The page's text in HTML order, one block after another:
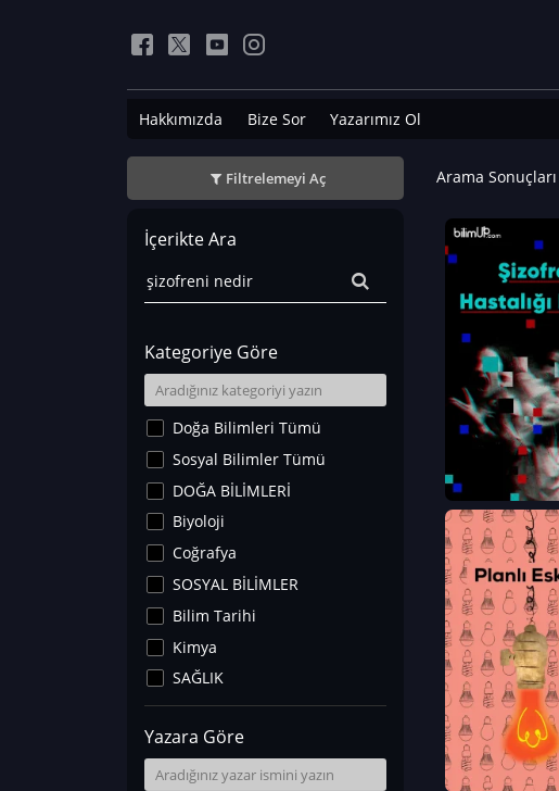
Hakkımızda Bize Sor Yazarımız Ol
Filtrelemeyi Aç
İçerikte Ara
Kategoriye Göre
Doğa Bilimleri Tümü
Sosyal Bilimler Tümü
DOĞA BİLİMLERİ
Biyoloji
Coğrafya
SOSYAL BİLİMLER
Bilim Tarihi
Kimya
SAĞLIK
Sanat Tarihi
Fizik
Yer Bilimleri
Yazara Göre
Arama Sonuçları